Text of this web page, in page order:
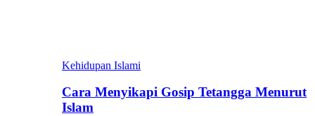
Kehidupan Islami
Cara Menyikapi Gosip Tetangga Menurut
Islam